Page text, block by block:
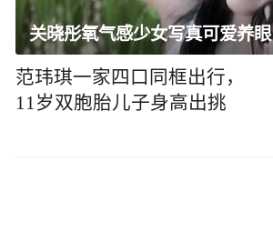
关晓彤氧气感少女写真可爱养眼
范玮琪一家四口同框出行，
11岁双胞胎儿子身高出挑